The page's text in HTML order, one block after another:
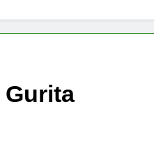
Gurita